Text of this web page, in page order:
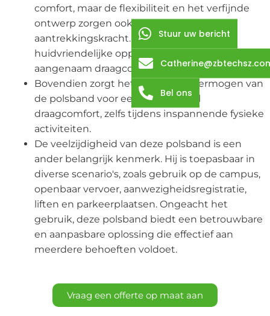
comfort, maar de flexibiliteit en het verfijnde
ontwerp zorgen ook voor een esthetische
aantrekkingskracht. Het gladde en
huidvriendelijke oppervlak zorgt voor een extra
aangenaam draagcomfort.
Bovendien zorgt het ademende vermogen van
de polsband voor een comfortabel
draagcomfort, zelfs tijdens inspannende fysieke
activiteiten.
De veelzijdigheid van deze polsband is een
ander belangrijk kenmerk. Hij is toepasbaar in
diverse scenario's, zoals gebruik op de campus,
openbaar vervoer, aanwezigheidsregistratie,
liften en parkeerplaatsen. Ongeacht het
gebruik, deze polsband biedt een betrouwbare
en aanpasbare oplossing die effectief aan
meerdere behoeften voldoet.
Vraag een offerte op maat aan
Stuur uw bericht
Bel ons